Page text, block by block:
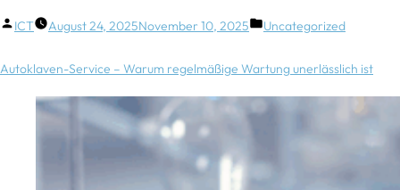
ICT August 24, 2025November 10, 2025 Uncategorized
Autoklaven-Service – Warum regelmäßige Wartung unerlässlich ist